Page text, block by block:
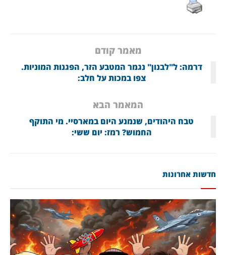
מאמר קודם
דרמה: ל"לבנון" נגמר המטבע הזר, הפגנות המוניות.
צפו במכות על חלב:
המאמר הבא
טבח היהודים, שנמנע היום במארסיי. מי התוקף
החמוש? רמז: יום ששי:
חדשות אחרונות